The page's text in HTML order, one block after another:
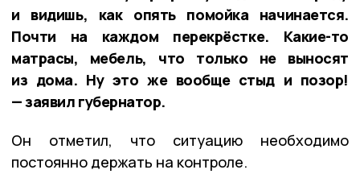
и видишь, как опять помойка начинается.
Почти на каждом перекрёстке. Какие-то
матрасы, мебель, что только не выносят
из дома. Ну это же вообще стыд и позор!
— заявил губернатор.
Он отметил, что ситуацию необходимо
постоянно держать на контроле.